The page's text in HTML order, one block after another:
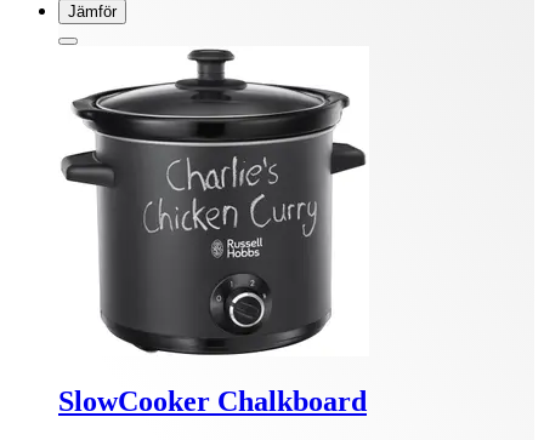
Jämför
SlowCooker Chalkboard